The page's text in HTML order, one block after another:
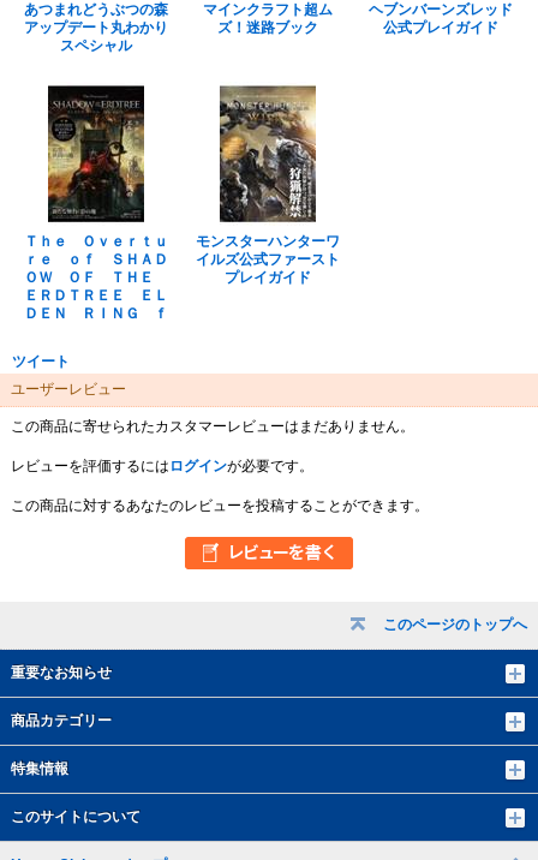
このページのトップへ
重要なお知らせ
商品カテゴリー
特集情報
このサイトについて
あつまれどうぶつの森
アップデート丸わかり
スペシャル
マインクラフト超ム
ズ！迷路ブック
ヘブンバーンズレッド
公式プレイガイド
Ｔｈｅ Ｏｖｅｒｔｕ
ｒｅ ｏｆ ＳＨＡＤ
ＯＷ ＯＦ ＴＨＥ
ＥＲＤＴＲＥＥ ＥＬ
ＤＥＮ ＲＩＮＧ ｆ
モンスターハンターワ
イルズ公式ファースト
プレイガイド
ツイート
ユーザーレビュー
この商品に寄せられたカスタマーレビューはまだありません。
レビューを評価するには ログインが必要です。
この商品に対するあなたのレビューを投稿することができます。